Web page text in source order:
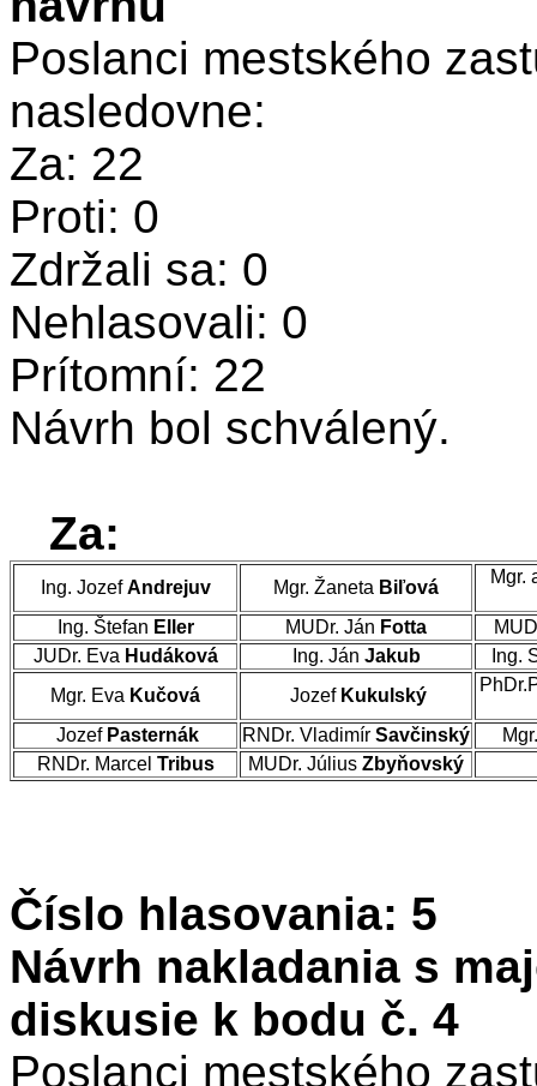
Poslanci mestského
nasledovne:
Za: 22
Proti: 0
Zdržali sa: 0
Nehlasovali: 0
Prítomní: 22
Návrh bol schválený.
Za:
Ing. JozefAndrejuv Mgr. Žaneta Biľová
Mgr.
Ing. Štefan Eller MUDr. Ján Fotta
JUDr. Eva Hudáková Ing. Ján Jakub
Ing.
Mgr. Eva Kučová Jozef Kukulský
Jozef Pasternák RNDr. Vladimír Savčinský
RNDr. Marcel Tribus MUDr. Július Zbyňovský
Číslo hlasovania: 5
Návrh nakladania s
diskusie k bodu č. 4
Poslanci mestského